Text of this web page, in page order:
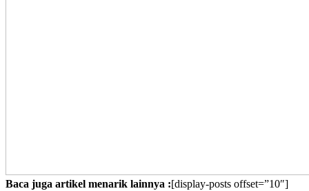
Baca juga artikel menarik lainnya :[display-posts offset=”10″]